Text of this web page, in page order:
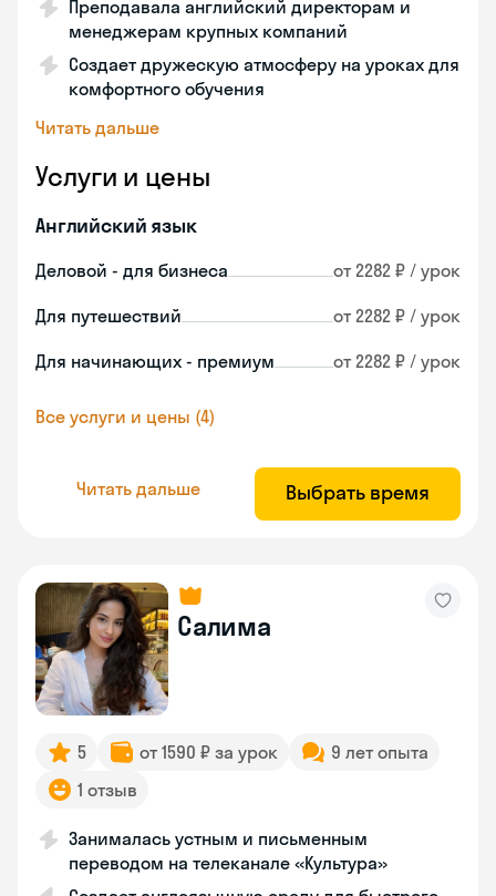
Преподавала английский директорам и
менеджерам крупных компаний
Создает дружескую атмосферу на уроках для
комфортного обучения
Читать дальше
Услуги и цены
Английский язык
Деловой - для бизнеса от 2282 ₽ / урок
Для путешествий от 2282 ₽ / урок
Для начинающих - премиум от 2282 ₽ / урок
Все услуги и цены (4)
Читать дальше Выбрать время
Салима
5 от 1590 ₽ за урок
9 лет опыта
1 отзыв
Занималась устным и письменным
переводом на телеканале «Культура»